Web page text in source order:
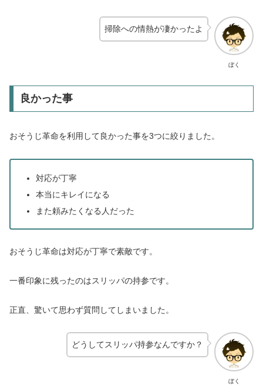
ぼく
掃除への情熱が凄かったよ
良かった事
おそうじ革命を利用して良かった事を3つに絞りました。
対応が丁寧
本当にキレイになる
また頼みたくなる人だった
おそうじ革命は対応が丁寧で素敵です。
一番印象に残ったのはスリッパの持参です。
正直、驚いて思わず質問してしまいました。
ぼく
どうしてスリッパ持参なんですか？